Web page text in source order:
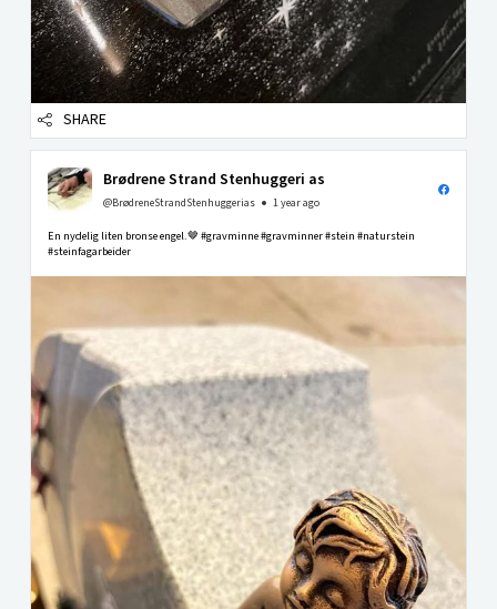
SHARE
Brødrene Strand Stenhuggeri as
@BrødreneStrandStenhuggerias 1 year ago
En nydelig liten bronse engel.🤎 #gravminne #gravminner #stein #naturstein
#steinfagarbeider